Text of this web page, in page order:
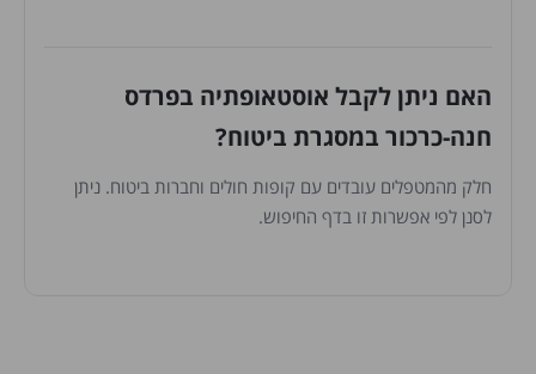
האם ניתן לקבל אוסטאופתיה בפרדס
חנה-כרכור במסגרת ביטוח?
חלק מהמטפלים עובדים עם קופות חולים וחברות ביטוח. ניתן
לסנן לפי אפשרות זו בדף החיפוש.